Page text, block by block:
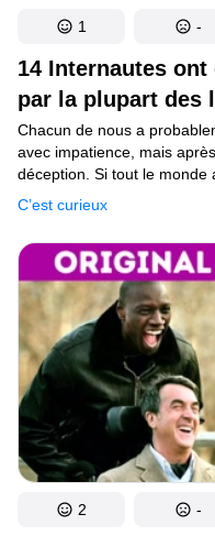
14 Internautes
par la plupart des
C’est curieux
Chacun de nous a
avec impatience, mais
déception. Si tout le
mentalement à partager
même un chef-d’œuvre
pas en avoir honte.
1 -
2 -